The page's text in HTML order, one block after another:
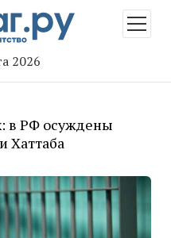
2026
меню
в РФ осуждены
Хаттаба